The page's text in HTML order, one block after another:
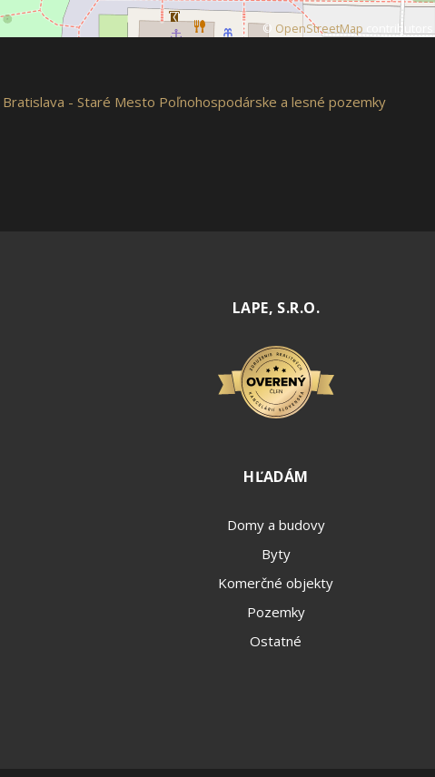
© OpenStreetMap contributors
Bratislava - Staré Mesto Poľnohospodárske a lesné pozemky
LAPE, S.R.O.
HĽADÁM
Domy a budovy
Byty
Komerčné objekty
Pozemky
Ostatné